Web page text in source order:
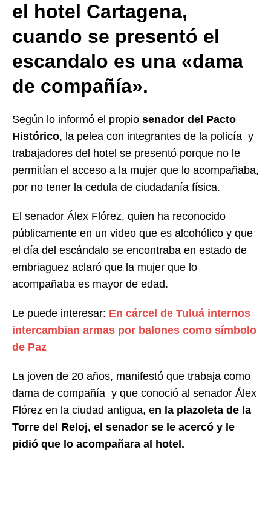
el hotel Cartagena,
cuando se presentó el
escandalo es una «dama
de compañía».
Según lo informó el propio senador del Pacto
Histórico, la pelea con integrantes de la policía y
trabajadores del hotel se presentó porque no le
permitían el acceso a la mujer que lo acompañaba,
por no tener la cedula de ciudadanía física.
El senador Álex Flórez, quien ha reconocido
públicamente en un video que es alcohólico y que
el día del escándalo se encontraba en estado de
embriaguez aclaró que la mujer que lo
acompañaba es mayor de edad.
Le puede interesar: En cárcel de Tuluá internos
intercambian armas por balones como símbolo
de Paz
La joven de 20 años, manifestó que trabaja como
dama de compañía y que conoció al senador Álex
Flórez en la ciudad antigua, en la plazoleta de la
Torre del Reloj, el senador se le acercó y le
pidió que lo acompañara al hotel.